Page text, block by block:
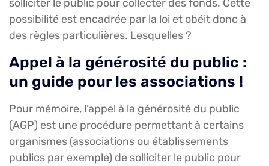
solliciter le public pour collecter des fonds. Cette
possibilité est encadrée par la loi et obéit donc à
des règles particulières. Lesquelles ?
Appel à la générosité du public :
un guide pour les associations !
Pour mémoire, l’appel à la générosité du public
(AGP) est une procédure permettant à certains
organismes (associations ou établissements
publics par exemple) de solliciter le public pour